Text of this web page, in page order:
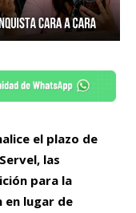
el plazo de
las
para la
en lugar de